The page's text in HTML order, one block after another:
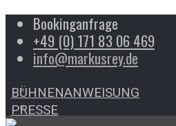
Bookinganfrage
+49 (0) 171 83 06 469
info@markusrey.de
BÜHNENANWEISUNG
PRESSE